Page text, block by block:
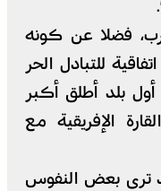
فضلا عن كونه
للتبادل الحر
أول بلد أطلق أكبر
الإفريقية مع
ترى بعض النفوس